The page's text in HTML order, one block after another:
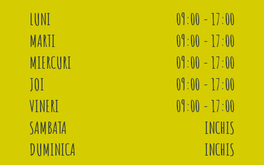
LUNI
09:00 - 17:00
MARTI
09:00 - 17:00
MIERCURI
09:00 - 17:00
JOI
09:00 - 17:00
VINERI
09:00 - 17:00
SAMBATA
INCHIS
DUMINICA
INCHIS